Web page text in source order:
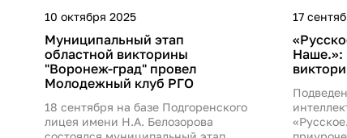
10 октября 2025
Муниципальный этап
областной викторины
"Воронеж-град" провел
Молодежный клуб РГО
18 сентября на базе Подгоренского
лицея имени Н.А. Белозорова
17
Наше.»: